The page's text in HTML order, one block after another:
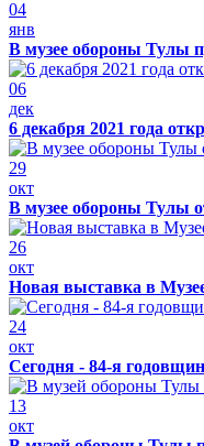
04
янв
В музее обороны Тулы
06
дек
6 декабря 2021 года
29
окт
В музее обороны Тулы
26
окт
Новая выставка в
24
окт
Сегодня - 84-я
13
окт